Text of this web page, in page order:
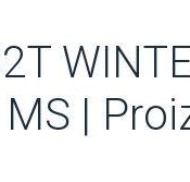
MS |